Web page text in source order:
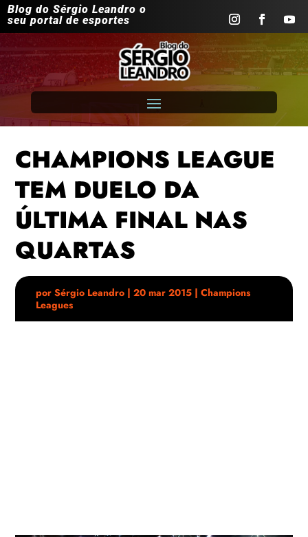
Blog do Sérgio Leandro o
seu portal de esportes
CHAMPIONS LEAGUE
TEM DUELO DA
ÚLTIMA FINAL NAS
QUARTAS
porSérgio Leandro |20 mar 2015 |Champions
Leagues